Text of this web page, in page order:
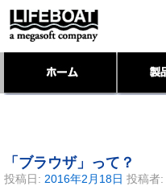
「ブラウザ」って？
投稿日: 2016年2月18日 投稿者: